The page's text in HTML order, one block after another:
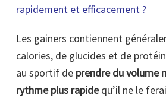
rapidement et efficacement ?
Les gainers contiennent
calories, de glucides et de
au sportif de prendre du volume
rythme plus rapidequ’il ne le